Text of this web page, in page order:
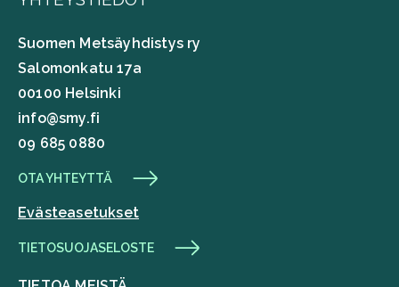
Suomen Metsäyhdistys ry
Salomonkatu 17a
00100 Helsinki
info@smy.fi
09 685 0880
OTA YHTEYTTÄ
Evästeasetukset
TIETOSUOJASELOSTE